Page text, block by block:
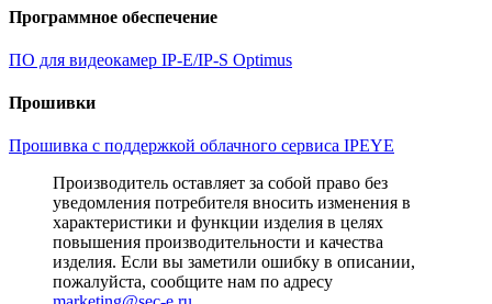
Программное обеспечение
ПО для видеокамер IP-E/IP-S Optimus
Прошивки
Прошивка с поддержкой облачного сервиса IPEYE
Производитель оставляет за собой право без
уведомления потребителя вносить изменения в
характеристики и функции изделия в целях
повышения производительности и качества
изделия. Если вы заметили ошибку в описании,
пожалуйста, сообщите нам по адресу